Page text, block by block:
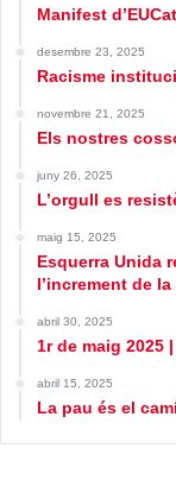
Manifest
desembre 23, 2025
Racisme
novembre 21, 2025
Els nostres
juny 26, 2025
L’orgull es
maig 15, 2025
Esquerra Unida
l’increment de
abril 30, 2025
1r de maig 2025
abril 15, 2025
La pau és el